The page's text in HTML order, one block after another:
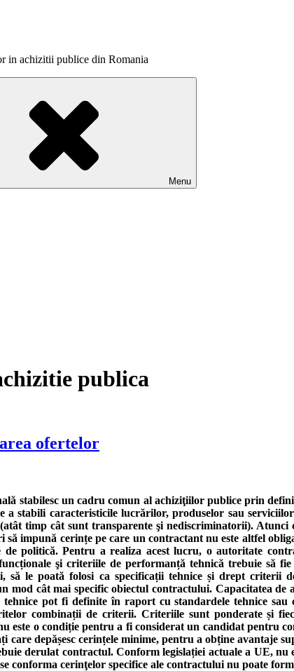
in achizitii publice din Romania
Menu
publica
ofertelor
stabilesc un cadru comun al achiziţiilor publice prin
a stabili caracteristicile lucrărilor, produselor sau
timp cât sunt transparente şi nediscriminatorii).
impună cerințe pe care un contractant nu este altfel
de politică. Pentru a realiza acest lucru, o autoritate
şi criteriile de performanță tehnică trebuie să
să le poată folosi ca specificații tehnice și drept
mod cât mai specific obiectul contractului. Capacitatea
pot fi definite în raport cu standardele tehnice
combinații de criterii. Criteriile sunt ponderate și
este o condiție pentru a fi considerat un candidat pentru
care depășesc cerințele minime, pentru a obține avantaje
derulat contractul. Conform legislației actuale a UE, nu
conforma cerinţelor specifice ale contractului nu poate